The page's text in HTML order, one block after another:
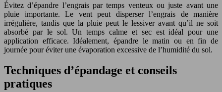
Évitez d’épandre l’engrais par temps venteux ou juste avant une
pluie importante. Le vent peut disperser l’engrais de manière
irrégulière, tandis que la pluie peut le lessiver avant qu’il ne soit
absorbé par le sol. Un temps calme et sec est idéal pour une
application efficace. Idéalement, épandre le matin ou en fin de
journée pour éviter une évaporation excessive de l’humidité du sol.
Techniques d’épandage et conseils
pratiques